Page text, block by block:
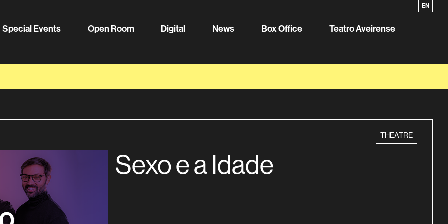
Special Events Open Room Digital News Box Office Teatro Aveirense
EN
category
THEATRE
Sexo e a Idade